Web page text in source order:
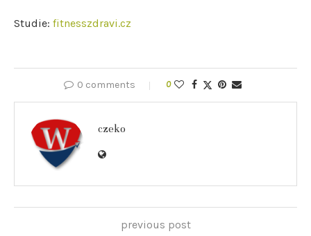
Studie: fitnesszdravi.cz
0 comments 0
czeko
previous post